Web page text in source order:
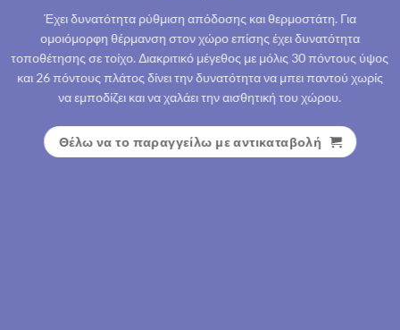
Έχει δυνατότητα ρύθμιση απόδοσης και θερμοστάτη. Για
ομοιόμορφη θέρμανση στον χώρο επίσης έχει δυνατότητα
τοποθέτησης σε τοίχο. Διακριτικό μέγεθος με μόλις 30 πόντους ύψος
και 26 πόντους πλάτος δίνει την δυνατότητα να μπει παντού χωρίς
να εμποδίζει και να χαλάει την αισθητική του χώρου.
Θέλω να το παραγγείλω με αντικαταβολή